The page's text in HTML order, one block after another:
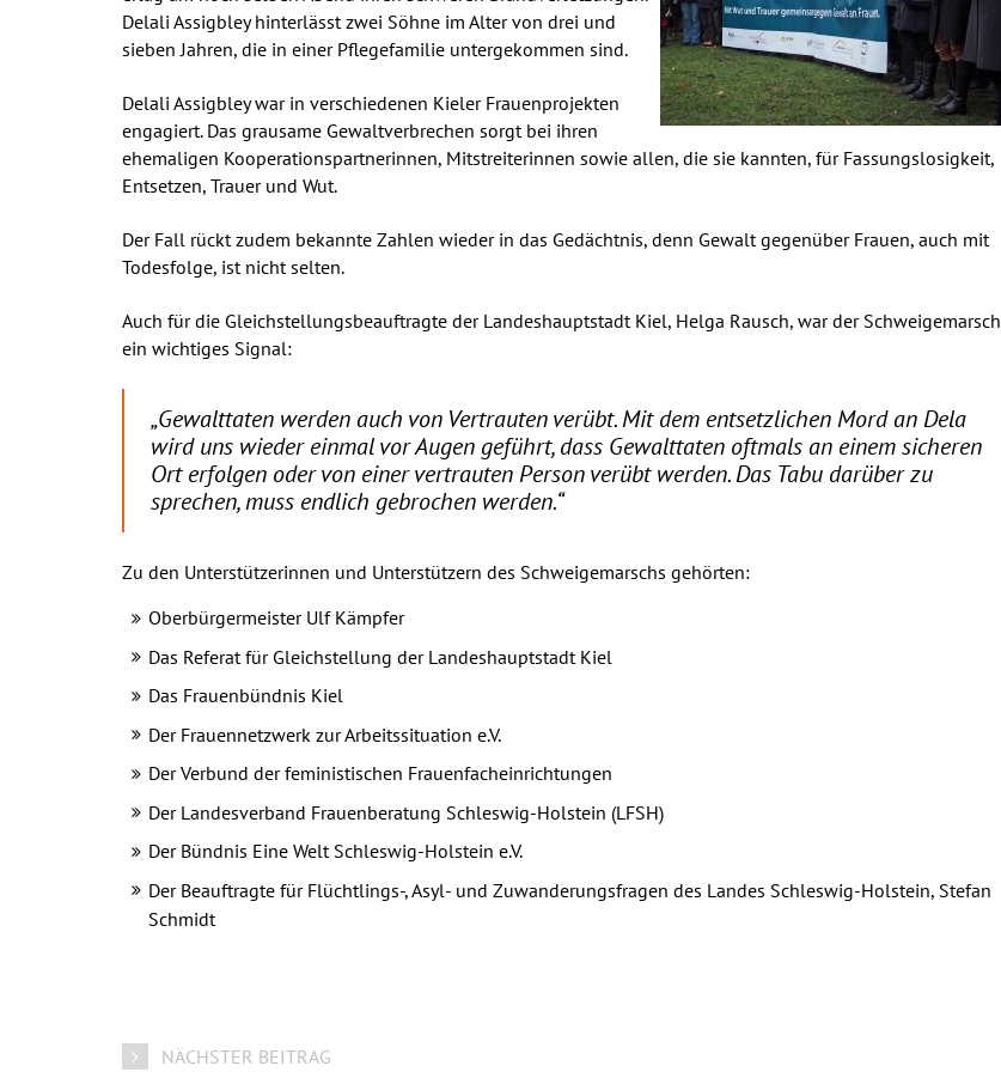
Delali Assigbley hinterlässt zwei Söhne im Alter von drei und
sieben Jahren, die in einer Pflegefamilie untergekommen sind.
Delali Assigbley war in verschiedenen Kieler Frauenprojekten
engagiert. Das grausame Gewaltverbrechen sorgt bei ihren
ehemaligen Kooperationspartnerinnen, Mitstreiterinnen sowie allen, die sie kannten, für Fassungslosigkeit,
Entsetzen, Trauer und Wut.
Der Fall rückt zudem bekannte Zahlen wieder in das Gedächtnis, denn Gewalt gegenüber Frauen, auch mit
Todesfolge, ist nicht selten.
Auch für die Gleichstellungsbeauftragte der Landeshauptstadt Kiel, Helga Rausch, war der Schweigemarsch
ein wichtiges Signal:
„Gewalttaten werden auch von Vertrauten verübt. Mit dem entsetzlichen Mord an Dela
wird uns wieder einmal vor Augen geführt, dass Gewalttaten oftmals an einem sicheren
Ort erfolgen oder von einer vertrauten Person verübt werden. Das Tabu darüber zu
sprechen, muss endlich gebrochen werden.“
Zu den Unterstützerinnen und Unterstützern des Schweigemarschs gehörten:
Oberbürgermeister Ulf Kämpfer
Das Referat für Gleichstellung der Landeshauptstadt Kiel
Das Frauenbündnis Kiel
Der Frauennetzwerk zur Arbeitssituation e.V.
Der Verbund der feministischen Frauenfacheinrichtungen
Der Landesverband Frauenberatung Schleswig-Holstein (LFSH)
Der Bündnis Eine Welt Schleswig-Holstein e.V.
Der Beauftragte für Flüchtlings-, Asyl- und Zuwanderungsfragen des Landes Schleswig-Holstein, Stefan
Schmidt
NÄCHSTER BEITRAG